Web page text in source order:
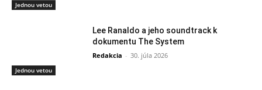
Jednou vetou
Jednou vetou
Lee Ranaldo a jeho soundtrack k
dokumentu The System
Redakcia - 30. júla 2026